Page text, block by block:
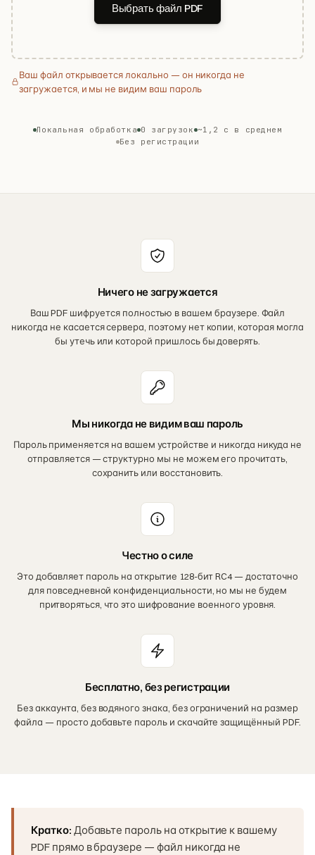
Выбрать файл PDF
Ваш файл открывается локально — он никогда не
загружается, и мы не видим ваш пароль
Локальная обработка 0 загрузок ~1,2 с в среднем
Без регистрации
Ничего не загружается
Ваш PDF шифруется полностью в вашем браузере. Файл
никогда не касается сервера, поэтому нет копии, которая могла
бы утечь или которой пришлось бы доверять.
Мы никогда не видим ваш пароль
Пароль применяется на вашем устройстве и никогда никуда не
отправляется — структурно мы не можем его прочитать,
сохранить или восстановить.
Честно о силе
Это добавляет пароль на открытие 128-бит RC4 — достаточно
для повседневной конфиденциальности, но мы не будем
притворяться, что это шифрование военного уровня.
Бесплатно, без регистрации
Без аккаунта, без водяного знака, без ограничений на размер
файла — просто добавьте пароль и скачайте защищённый PDF.
Кратко: Добавьте пароль на открытие к вашему
PDF прямо в браузере — файл никогда не